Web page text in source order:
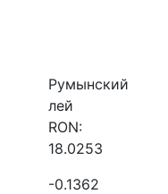
Румынский
лей
RON:
18.0253
-0.1362